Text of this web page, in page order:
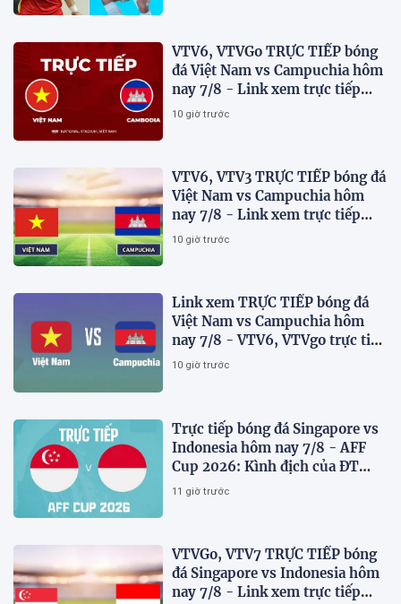
VTV6, VTVGo TRỰC TIẾP bóng
đá Việt Nam vs Campuchia hôm
nay 7/8 - Link xem trực tiếp
AFF Cup 2026 mới nhất
10 giờ trước
VTV6, VTV3 TRỰC TIẾP bóng đá
Việt Nam vs Campuchia hôm
nay 7/8 - Link xem trực tiếp
AFF Cup 2026 mới nhất
10 giờ trước
Link xem TRỰC TIẾP bóng đá
Việt Nam vs Campuchia hôm
nay 7/8 - VTV6, VTVgo trực tiếp
AFF Cup 2026
10 giờ trước
Trực tiếp bóng đá Singapore vs
Indonesia hôm nay 7/8 - AFF
Cup 2026: Kình địch của ĐT
Việt Nam thua đau?
11 giờ trước
VTVGo, VTV7 TRỰC TIẾP bóng
đá Singapore vs Indonesia hôm
nay 7/8 - Link xem trực tiếp